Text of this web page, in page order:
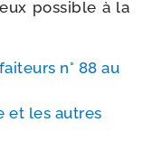
pos­sible à la
n° 88 au
et les autres